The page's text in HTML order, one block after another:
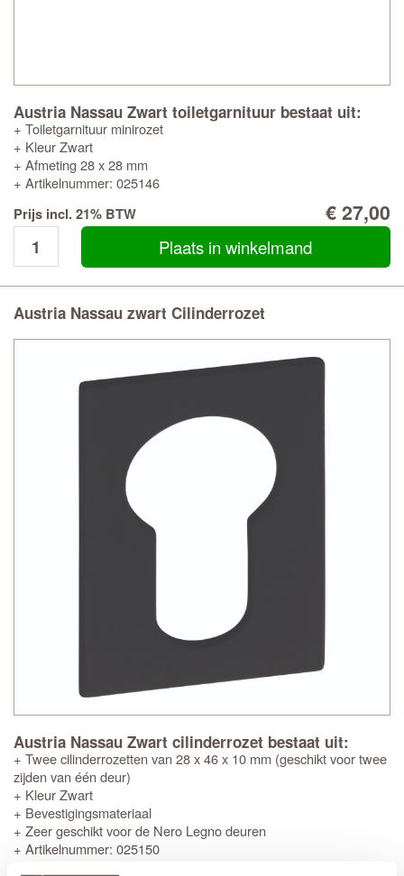
Austria Nassau Zwart toiletgarnituur bestaat uit:
+ Toiletgarnituur minirozet
+ Kleur Zwart
+ Afmeting 28 x 28 mm
+ Artikelnummer: 025146
Prijs incl. 21% BTW
€ 27,00
Plaats in winkelmand
Austria Nassau zwart Cilinderrozet
Austria Nassau Zwart cilinderrozet bestaat uit:
+ Twee cilinderrozetten van 28 x 46 x 10 mm (geschikt voor twee
zijden van één deur)
+ Kleur Zwart
+ Bevestigingsmateriaal
+ Zeer geschikt voor de Nero Legno deuren
+ Artikelnummer: 025150